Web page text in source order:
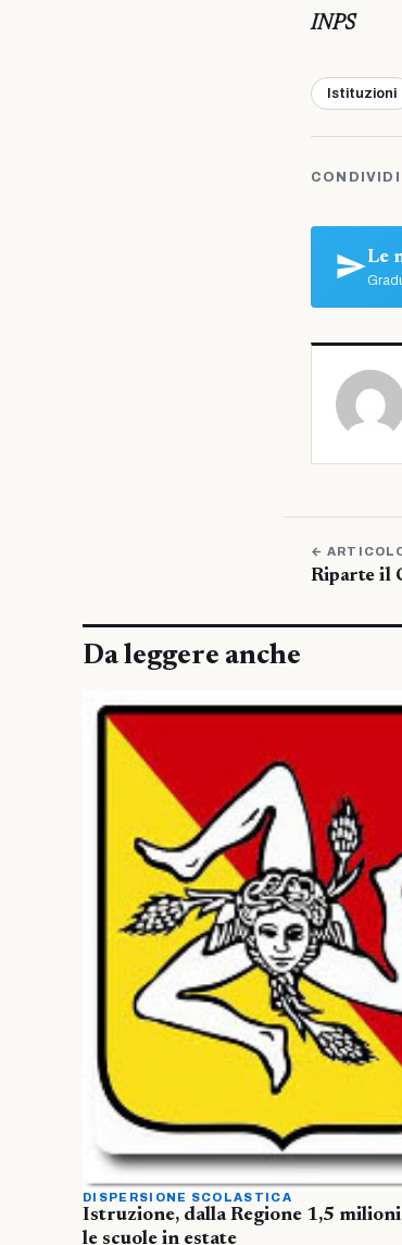
INPS
Istituzioni
Le
←
Riparte il
Da leggere anche
DISPERSIONE SCOLASTICA
Istruzione, dalla Regione 1,5
le scuole in estate